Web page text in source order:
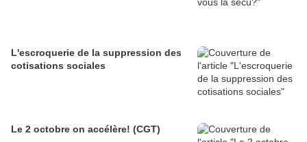
L'escroquerie de la suppression des
cotisations sociales
Le 2 octobre on accélère! (CGT)